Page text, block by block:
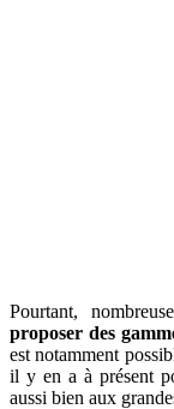
Pourtant,
proposer des
est notamment
il y en a à présent
aussi bien aux